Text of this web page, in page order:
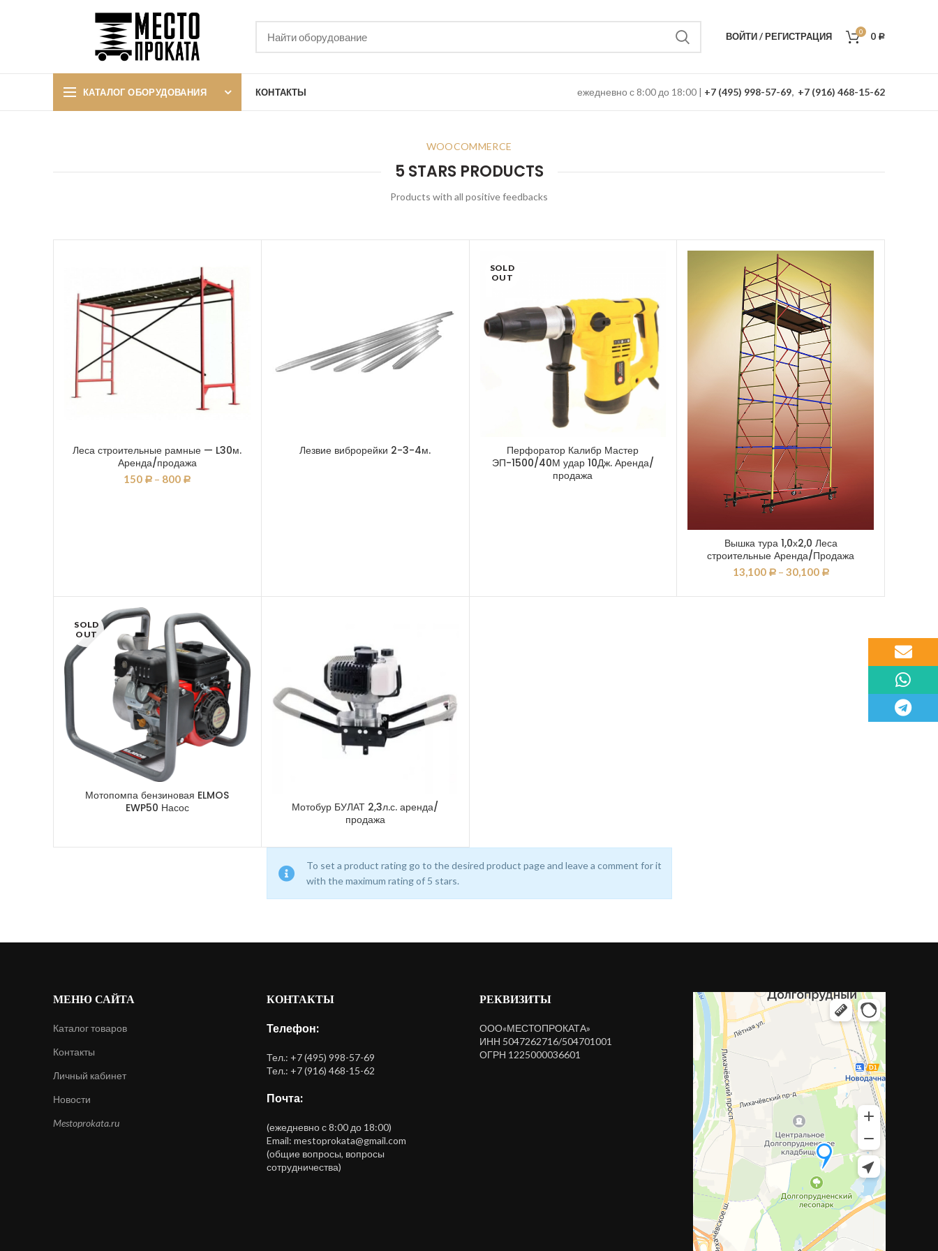
ВОЙТИ / РЕГИСТРАЦИЯ 0 0 Р
КАТАЛОГ ОБОРУДОВАНИЯ КОНТАКТЫ ежедневно с 8:00 до 18:00 | +7 (495) 998-57-69, +7 (916) 468-15-62
WOOCOMMERCE
5 STARS PRODUCTS
Products with all positive feedbacks
Леса строительные рамные — L30м.
Аренда/продажа
150 Р – 800 Р
Лезвие виброрейки 2-3-4м.
SOLD
OUT
Перфоратор Калибр Мастер
ЭП-1500/40М удар 10Дж. Аренда/
продажа
Вышка тура 1,0х2,0 Леса
строительные Аренда/Продажа
13,100 Р– 30,100 Р
SOLD
OUT
Мотопомпа бензиновая ELMOS
EWP50 Насос
Мотобур БУЛАТ 2,3л.с. аренда/
продажа
To set a product rating go to the desired product page and leave a comment for it
with the maximum rating of 5 stars.
МЕНЮ САЙТА
Каталог товаров
Контакты
Личный кабинет
Новости
Mestoprokata.ru
КОНТАКТЫ
Телефон:
Тел.: +7 (495) 998-57-69
Тел.: +7 (916) 468-15-62
Почта:
(ежедневно с 8:00 до 18:00)
Email: mestoprokata@gmail.com
(общие вопросы, вопросы
сотрудничества)
РЕКВИЗИТЫ
ООО«МЕСТОПРОКАТА»
ИНН 5047262716/504701001
ОГРН 1225000036601
WhatsApp
Telegram